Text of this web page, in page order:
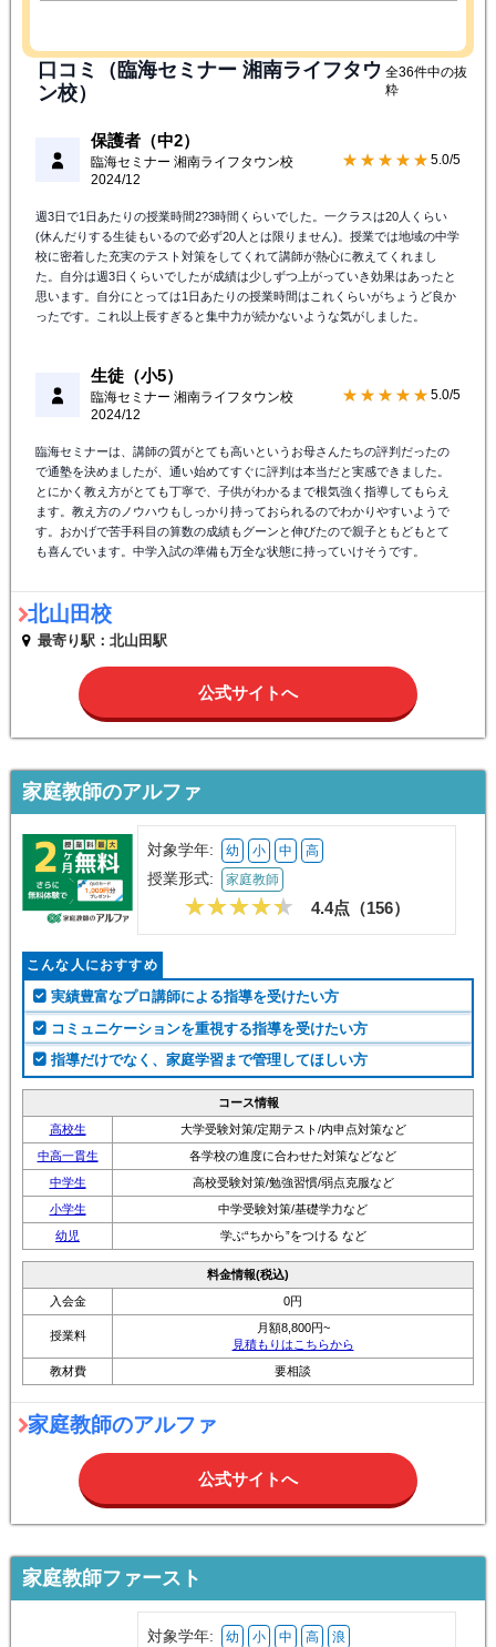
口コミ（臨海セミナー 湘南ライフタウ
ン校）
全36件中の抜
粋
保護者（中2）
臨海セミナー 湘南ライフタウン校
2024/12
★★★★★ 5.0/5
週3日で1日あたりの授業時間2?3時間くらいでした。一クラスは20人くらい
(休んだりする生徒もいるので必ず20人とは限りません)。授業では地域の中学
校に密着した充実のテスト対策をしてくれて講師が熱心に教えてくれまし
た。自分は週3日くらいでしたが成績は少しずつ上がっていき効果はあったと
思います。自分にとっては1日あたりの授業時間はこれくらいがちょうど良か
ったです。これ以上長すぎると集中力が続かないような気がしました。
生徒（小5）
臨海セミナー 湘南ライフタウン校
2024/12
★★★★★ 5.0/5
臨海セミナーは、講師の質がとても高いというお母さんたちの評判だったの
で通塾を決めましたが、通い始めてすぐに評判は本当だと実感できました。
とにかく教え方がとても丁寧で、子供がわかるまで根気強く指導してもらえ
ます。教え方のノウハウもしっかり持っておられるのでわかりやすいようで
す。おかげで苦手科目の算数の成績もグーンと伸びたので親子ともどもとて
も喜んでいます。中学入試の準備も万全な状態に持っていけそうです。
北山田校
最寄り駅：北山田駅
公式サイトへ
家庭教師のアルファ
対象学年: 幼 小 中 高
授業形式: 家庭教師
4.4点（156）
こんな人におすすめ
実績豊富なプロ講師による指導を受けたい方
コミュニケーションを重視する指導を受けたい方
指導だけでなく、家庭学習まで管理してほしい方
コース情報
高校生
大学受験対策/定期テスト/内申点対策など
中高一貫生
各学校の進度に合わせた対策などなど
中学生
高校受験対策/勉強習慣/弱点克服など
小学生
中学受験対策/基礎学力など
幼児
学ぶ“ちから”をつける など
料金情報(税込)
入会金
0円
授業料
月額8,800円~
見積もりはこちらから
教材費
要相談
家庭教師のアルファ
公式サイトへ
家庭教師ファースト
対象学年: 幼 小 中 高 浪